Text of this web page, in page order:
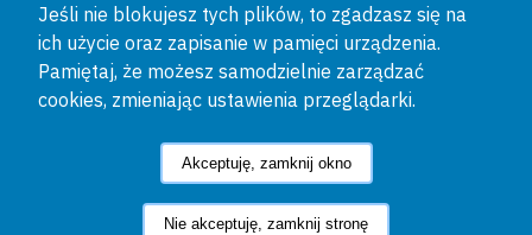
Jeśli nie blokujesz tych plików, to zgadzasz się na
ich użycie oraz zapisanie w pamięci urządzenia.
Pamiętaj, że możesz samodzielnie zarządzać
cookies, zmieniając ustawienia przeglądarki.
Akceptuję, zamknij okno
Nie akceptuję, zamknij stronę